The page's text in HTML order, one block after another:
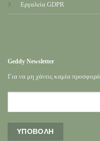
Εργαλεία GDPR
Geddy Newsletter
Για να μη χάνεις καμία